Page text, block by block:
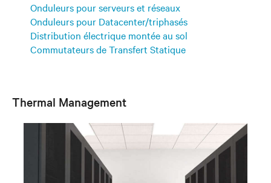
Onduleurs pour serveurs et réseaux
Onduleurs pour Datacenter/triphasés
Distribution électrique montée au sol
Commutateurs de Transfert Statique
Thermal Management